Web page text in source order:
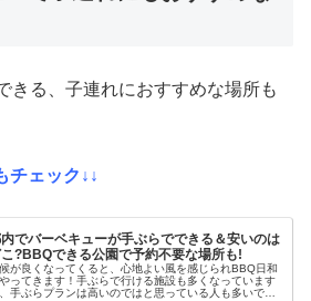
きる、子連れにおすすめな場所も
チェック↓↓
でバーベキューが手ぶらでできる＆安いのは
こ?BBQできる公園で予約不要な場所も!
が良くなってくると、心地よい風を感じられBBQ日和
ってきます！手ぶらで行ける施設も多くなっています
手ぶらプランは高いのではと思っている人も多いで